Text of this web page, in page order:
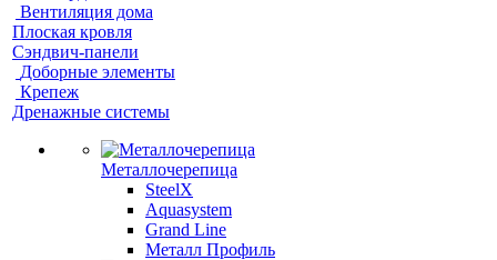
Вентиляция дома
Плоская кровля
Сэндвич-панели
Доборные элементы
Крепеж
Дренажные системы
Металлочерепица
SteelX
Aquasystem
Grand Line
Металл Профиль